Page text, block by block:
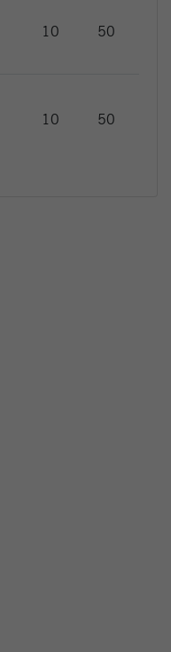
10 50
10 50